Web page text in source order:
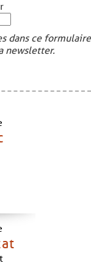
dans ce formulaire
newsletter.